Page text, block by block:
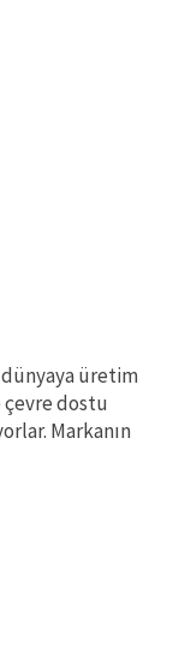
üretim
çevre dostu
Markanın